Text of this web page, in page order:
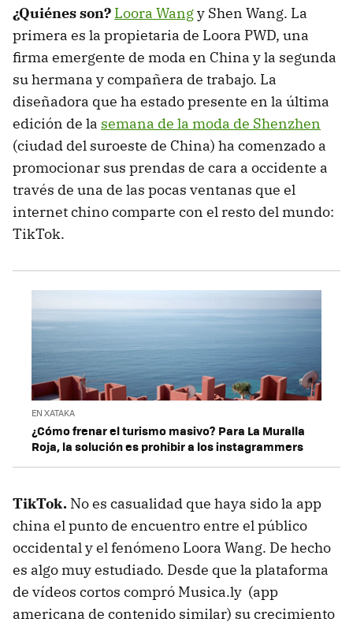
¿Quiénes son? Loora Wangy Shen Wang. La
primera es la propietaria de Loora PWD, una
firma emergente de moda en China y la segunda
su hermana y compañera de trabajo. La
diseñadora que ha estado presente en la última
edición de la semana de la moda de Shenzhen
(ciudad del suroeste de China) ha comenzado a
promocionar sus prendas de cara a occidente a
través de una de las pocas ventanas que el
internet chino comparte con el resto del mundo:
TikTok.
EN XATAKA
¿Cómo frenar el turismo masivo? Para La Muralla
Roja, la solución es prohibir a los instagrammers
TikTok. No es casualidad que haya sido la app
china el punto de encuentro entre el público
occidental y el fenómeno Loora Wang. De hecho
es algo muy estudiado. Desde que la plataforma
de vídeos cortos compró Musica.ly (app
americana de contenido similar) su crecimiento